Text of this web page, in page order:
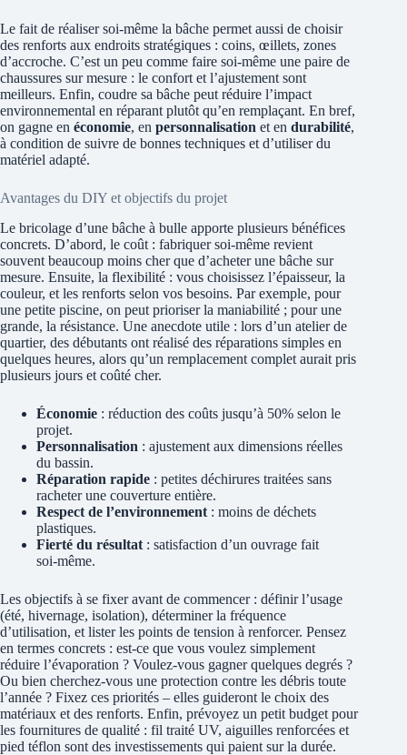
Le fait de réaliser soi‑même la bâche permet aussi de choisir
des renforts aux endroits stratégiques : coins, œillets, zones
d’accroche. C’est un peu comme faire soi‑même une paire de
chaussures sur mesure : le confort et l’ajustement sont
meilleurs. Enfin, coudre sa bâche peut réduire l’impact
environnemental en réparant plutôt qu’en remplaçant. En bref,
on gagne en économie, en personnalisation et en durabilité,
à condition de suivre de bonnes techniques et d’utiliser du
matériel adapté.
Avantages du DIY et objectifs du projet
Le bricolage d’une bâche à bulle apporte plusieurs bénéfices
concrets. D’abord, le coût : fabriquer soi‑même revient
souvent beaucoup moins cher que d’acheter une bâche sur
mesure. Ensuite, la flexibilité : vous choisissez l’épaisseur, la
couleur, et les renforts selon vos besoins. Par exemple, pour
une petite piscine, on peut prioriser la maniabilité ; pour une
grande, la résistance. Une anecdote utile : lors d’un atelier de
quartier, des débutants ont réalisé des réparations simples en
quelques heures, alors qu’un remplacement complet aurait pris
plusieurs jours et coûté cher.
Économie : réduction des coûts jusqu’à 50% selon le
projet.
Personnalisation : ajustement aux dimensions réelles
du bassin.
Réparation rapide : petites déchirures traitées sans
racheter une couverture entière.
Respect de l’environnement : moins de déchets
plastiques.
Fierté du résultat : satisfaction d’un ouvrage fait
soi‑même.
Les objectifs à se fixer avant de commencer : définir l’usage
(été, hivernage, isolation), déterminer la fréquence
d’utilisation, et lister les points de tension à renforcer. Pensez
en termes concrets : est‑ce que vous voulez simplement
réduire l’évaporation ? Voulez‑vous gagner quelques degrés ?
Ou bien cherchez‑vous une protection contre les débris toute
l’année ? Fixez ces priorités – elles guideront le choix des
matériaux et des renforts. Enfin, prévoyez un petit budget pour
les fournitures de qualité : fil traité UV, aiguilles renforcées et
pied téflon sont des investissements qui paient sur la durée.